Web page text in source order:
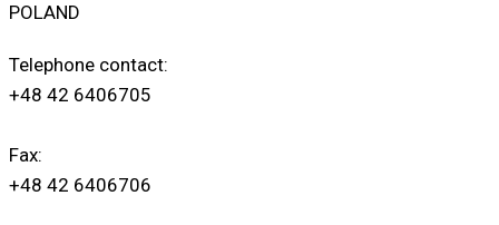
POLAND
Telephone contact:
+48 42 6406705
Fax:
+48 42 6406706